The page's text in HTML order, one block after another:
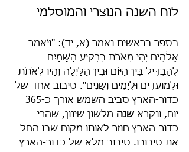
לוח השנה הנוצרי והמוסלמי
בספר בראשית נאמר (א, יד): "וַיֹּאמֶר
אֱלֹהִים יְהִי מְאֹרֹת בִּרְקִיעַ הַשָּׁמַיִם
לְהַבְדִּיל בֵּין הַיּוֹם וּבֵין הַלָּיְלָה וְהָיוּ לְאֹתֹת
וּלְמוֹעֲדִים וּלְיָמִים וְשָׁנִים". סיבוב אחד של
יום, ונקרא שנה מלשון שינון, שהרי
כדור-הארץ חוזר לאותו מקום שבו החל
את סיבובו. סיבוב מלא של כדור-הארץ